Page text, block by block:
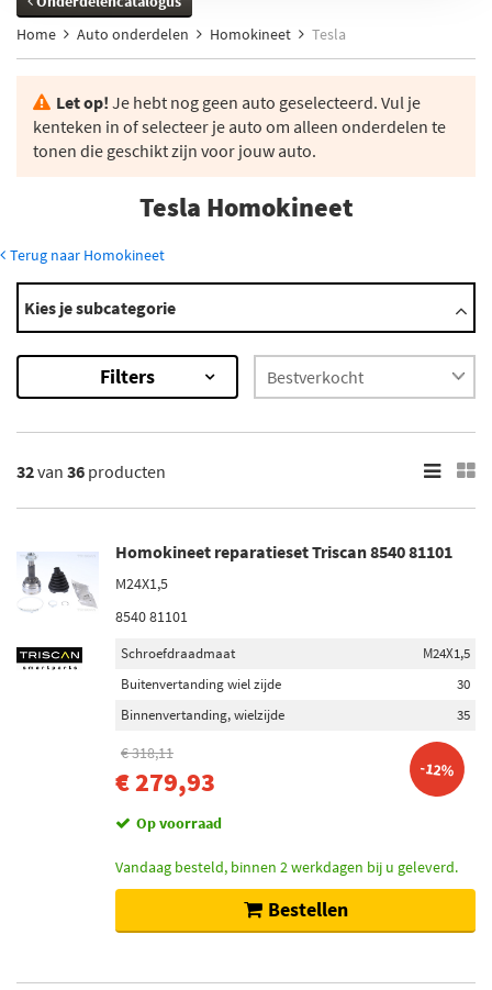
Home
Auto onderdelen Homokineet Tesla
Let op! Je hebt nog geen auto geselecteerd. Vul je
kenteken in of selecteer je auto om alleen onderdelen te
tonen die geschikt zijn voor jouw auto.
Tesla Homokineet
Terug naar Homokineet
Modellen
Model 3
Model S
×
36Resultaten
×
Kavo Parts (7)
Triscan (7)
Metzger (16)
Inbouwplaats
Versnellingsbak zijde (16)
Achteras links (8)
Vooras links (8)
Kies je subcategorie
Filters
32van 36 producten
Homokineet reparatieset Triscan 8540 81101
M24X1,5
8540 81101
Schroefdraadmaat
M24X1,5
Buitenvertanding wiel zijde
30
Binnenvertanding, wielzijde
35
€ 318,11
€ 279,93 -12%
Op voorraad
Vandaag besteld, binnen 2 werkdagen bij u geleverd.
Bestellen